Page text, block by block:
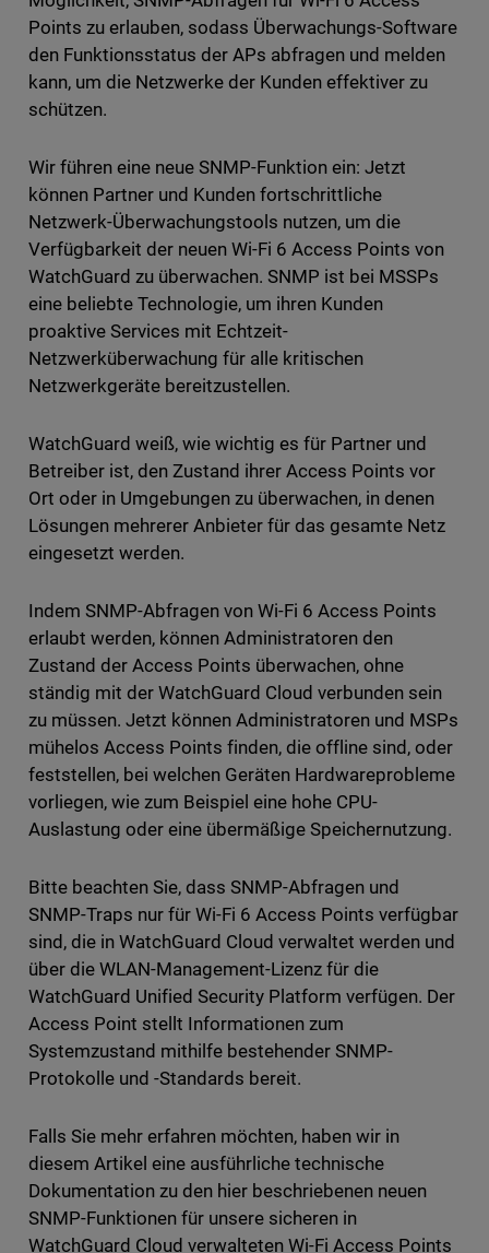
Points zu erlauben, sodass Überwachungs-Software
den Funktionsstatus der APs abfragen und melden
kann, um die Netzwerke der Kunden effektiver zu
schützen.
Wir führen eine neue SNMP-Funktion ein: Jetzt
können Partner und Kunden fortschrittliche
Netzwerk-Überwachungstools nutzen, um die
Verfügbarkeit der neuen Wi-Fi 6 Access Points von
WatchGuard zu überwachen. SNMP ist bei MSSPs
eine beliebte Technologie, um ihren Kunden
proaktive Services mit Echtzeit-
Netzwerküberwachung für alle kritischen
Netzwerkgeräte bereitzustellen.
WatchGuard weiß, wie wichtig es für Partner und
Betreiber ist, den Zustand ihrer Access Points vor
Ort oder in Umgebungen zu überwachen, in denen
Lösungen mehrerer Anbieter für das gesamte Netz
eingesetzt werden.
Indem SNMP-Abfragen von Wi-Fi 6 Access Points
erlaubt werden, können Administratoren den
Zustand der Access Points überwachen, ohne
ständig mit der WatchGuard Cloud verbunden sein
zu müssen. Jetzt können Administratoren und MSPs
mühelos Access Points finden, die offline sind, oder
feststellen, bei welchen Geräten Hardwareprobleme
vorliegen, wie zum Beispiel eine hohe CPU-
Auslastung oder eine übermäßige Speichernutzung.
Bitte beachten Sie, dass SNMP-Abfragen und
SNMP-Traps nur für Wi-Fi 6 Access Points verfügbar
sind, die in WatchGuard Cloud verwaltet werden und
über die WLAN-Management-Lizenz für die
WatchGuard Unified Security Platform verfügen. Der
Access Point stellt Informationen zum
Systemzustand mithilfe bestehender SNMP-
Protokolle und -Standards bereit.
Falls Sie mehr erfahren möchten, haben wir in
diesem Artikel eine ausführliche technische
Dokumentation zu den hier beschriebenen neuen
SNMP-Funktionen für unsere sicheren in
WatchGuard Cloud verwalteten Wi-Fi Access Points